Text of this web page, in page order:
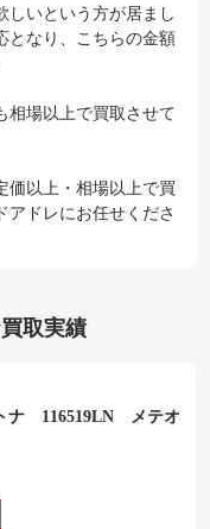
しいという方が居まし
となり、こちらの金額
相場以上で買取させて
価以上・相場以上で買
アドレにお任せくださ
取実績
ナ 116519LN メテオ